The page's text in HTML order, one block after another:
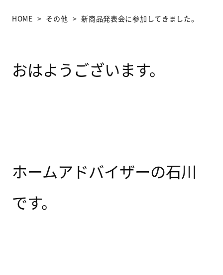
HOME その他 新商品発表会に参加してきました。
おはようございます。
ホームアドバイザーの石川
です。